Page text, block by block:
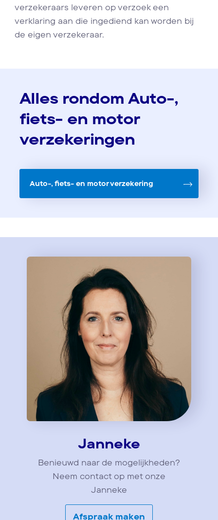
verzekeraars leveren op verzoek een
verklaring aan die ingediend kan worden bij
de eigen verzekeraar.
Alles rondom Auto-,
fiets- en motor
verzekeringen
Auto-, fiets- en motor verzekering
Janneke
Benieuwd naar de mogelijkheden?
Neem contact op met onze
Janneke
Afspraak maken